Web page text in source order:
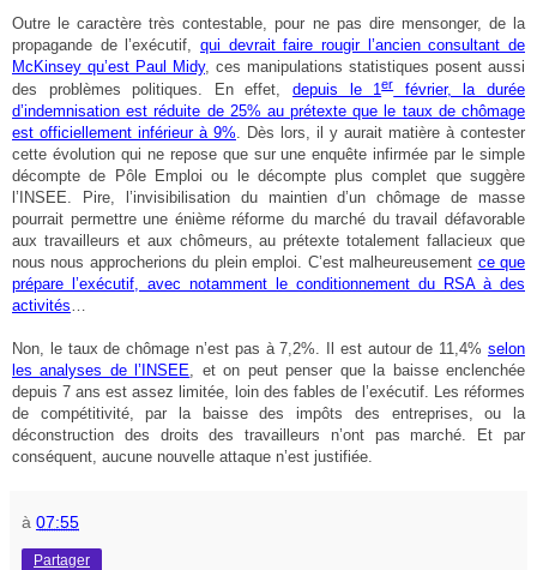
Outre le caractère très contestable, pour ne pas dire mensonger, de la
propagande de l’exécutif, qui devrait faire rougir l’ancien consultant de
McKinsey qu’est Paul Midy, ces manipulations statistiques posent aussi
des problèmes politiques. En effet, depuis le 1erfévrier, la durée
d’indemnisation est réduite de 25% au prétexte que le taux de chômage
est officiellement inférieur à 9%. Dès lors, il y aurait matière à contester
cette évolution qui ne repose que sur une enquête infirmée par le simple
décompte de Pôle Emploi ou le décompte plus complet que suggère
l’INSEE. Pire, l’invisibilisation du maintien d’un chômage de masse
pourrait permettre une énième réforme du marché du travail défavorable
aux travailleurs et aux chômeurs, au prétexte totalement fallacieux que
nous nous approcherions du plein emploi. C’est malheureusement ce que
prépare l’exécutif, avec notamment le conditionnement du RSA à des
activités…
Non, le taux de chômage n’est pas à 7,2%. Il est autour de 11,4% selon
les analyses de l’INSEE, et on peut penser que la baisse enclenchée
depuis 7 ans est assez limitée, loin des fables de l’exécutif. Les réformes
de compétitivité, par la baisse des impôts des entreprises, ou la
déconstruction des droits des travailleurs n’ont pas marché. Et par
conséquent, aucune nouvelle attaque n’est justifiée.
à 07:55
Partager